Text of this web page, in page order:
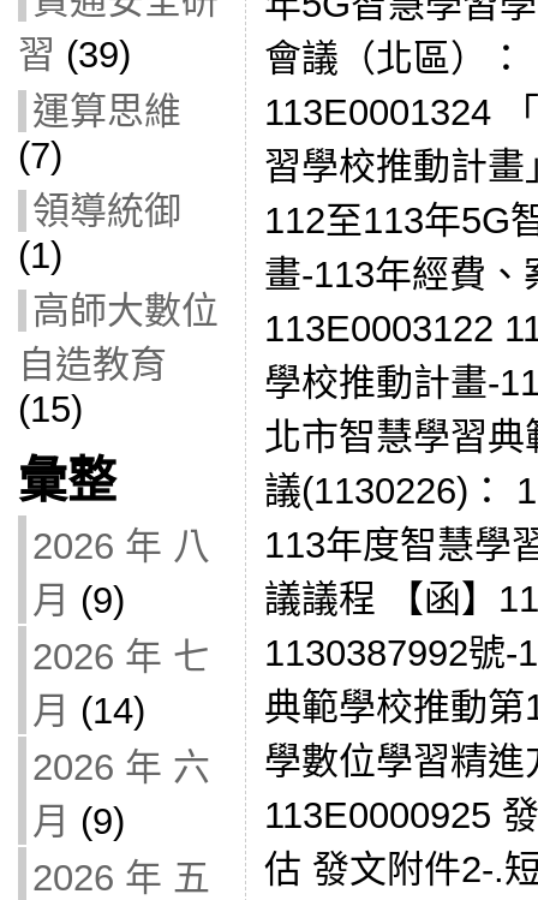
習 (39)
運算思維
(7)
領導統御
(1)
高師大數位
自造教育
(15)
彙整
2026 年 八
月 (9)
2026 年 七
月 (14)
2026 年 六
月 (9)
2026 年 五
會議（北區）：
113E0001324
習學校推動計
112至113年5G
畫-113年經費
113E0003122
學校推動計畫-
北市智慧學習
議(1130226)：
113年度智慧學
議議程 【函】
1130387992號-
典範學校推動
學數位學習精進
113E0000925
估 發文附件2-.